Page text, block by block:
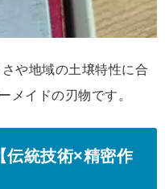
や地域の土壌特性に合
メイドの刃物です。
伝統技術×精密作